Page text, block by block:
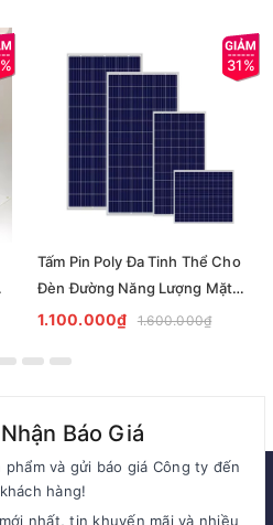
31%
Tấm Pin Poly Đa Tinh Thể Cho
Đèn Đường Năng Lượng Mặt
Trời | Zalaa Solar Panel for
1.100.000₫ 1.600.000₫
Báo Giá
và gửi báo giá Công ty đến
hàng!
nhất, tin khuyến mãi và nhiều